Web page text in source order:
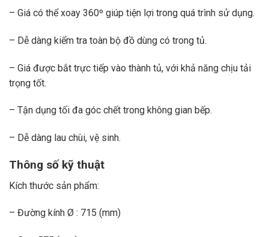
– Giá có thể xoay 360º giúp tiện lợi trong quá trình sử dụng.
– Dễ dàng kiểm tra toàn bộ đồ dùng có trong tủ.
– Giá được bắt trực tiếp vào thành tủ, với khả năng chịu tải
trọng tốt.
– Tận dụng tối đa góc chết trong không gian bếp.
– Dễ dàng lau chùi, vệ sinh.
Thông số kỹ thuật
Kích thước sản phẩm:
– Đường kính Ø : 715 (mm)